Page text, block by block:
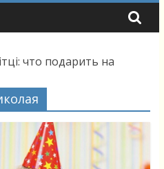
что подарить на